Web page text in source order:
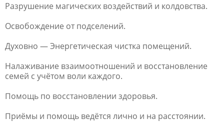
Новости и статьи
Разрушение магических воздействий и колдовства.
Освобождение от подселений.
Духовно — Энергетическая чистка помещений.
Налаживание взаимоотношений и восстановление
семей с учётом воли каждого.
Помощь по восстановлении здоровья.
Приёмы и помощь ведётся лично и на расстоянии.